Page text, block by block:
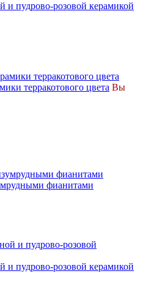
и пудрово-розовой керамикой
терракотового цвета Вы
фианитами
и пудрово-розовой керамикой